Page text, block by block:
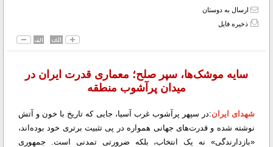
ارسال به دوستان
ذخیره فایل
سایه موشک‌ها، سپر صلح؛ معماری قدرت ایران در
میدان پرآشوب منطقه
شهدای ایران:در سپهر پرآشوب غرب آسیا، جایی که تاریخ با خون و آتش
نوشته شده و قدرت‌های جهانی همواره در پی تثبیت برتری خود بوده‌اند،
«بازدارندگی» نه یک انتخاب، بلکه ضرورتی تمدنی است. جمهوری